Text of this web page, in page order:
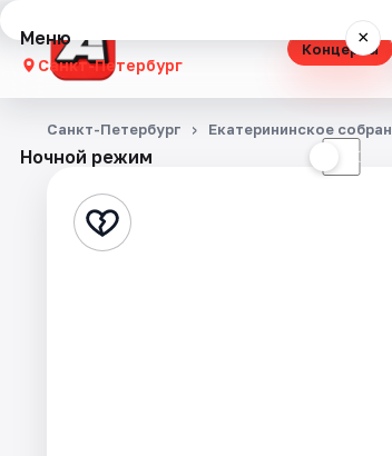
Концерты
Меню ×
Санкт-Петербург
Концерты
Стендап
Ночной режим ☾
Санкт-Петербург Екатерининское